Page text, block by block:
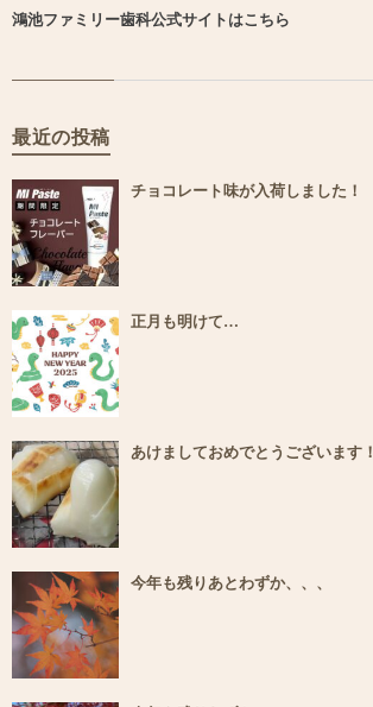
鴻池ファミリー歯科公式サイトはこちら
最近の投稿
チョコレート味が入荷しました！
正月も明けて…
あけましておめでとうございます！
今年も残りあとわずか、、、